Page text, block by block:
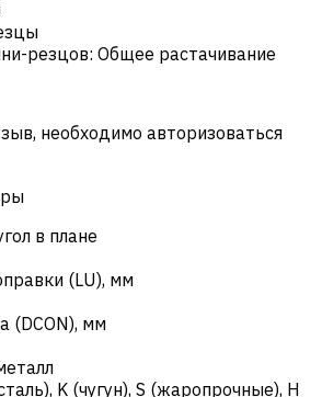
резцов: Общее растачивание
необходимо авторизоваться
в плане
(LU), мм
(DCON), мм
, K (чугун), S (жаропрочные), H